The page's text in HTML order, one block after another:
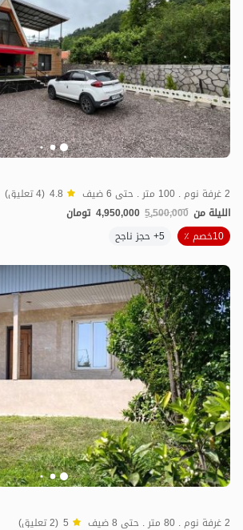
2 غرفة نوم . 100 متر . حتى 6 ضيف 4.8 (4 تعليق)
الليلة من 5,500,000
4,950,000 تومان
10خصم ٪
5+ حجز ناجح
2 غرفة نوم . 80 متر . حتى 8 ضيف 5 (2 تعليق)